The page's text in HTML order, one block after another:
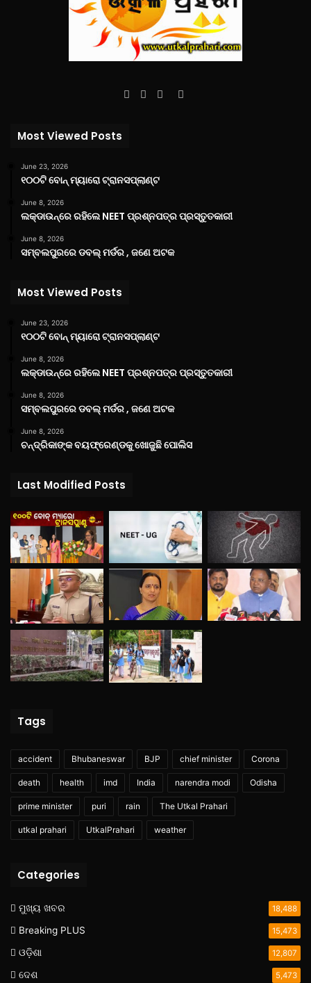
Facebook
TwitterYouTube
Instagram
Most Viewed Posts
June 23, 2026
୧୦୦ଟି ବୋନ୍ ମ୍ୟାରୋ ଟ୍ରାନସପ୍ଲାଣ୍ଟ
June 8, 2026
ଲକ୍‌ଡାଉନ୍‌ରେ ରହିଲେ NEET ପ୍ରଶ୍ନପତ୍ର ପ୍ରସ୍ତୁତକାରୀ
June 8, 2026
ସମ୍ବଲପୁରରେ ଡବଲ୍ ମର୍ଡର , ଜଣେ ଅଟକ
Most Viewed Posts
June 23, 2026
୧୦୦ଟି ବୋନ୍ ମ୍ୟାରୋ ଟ୍ରାନସପ୍ଲାଣ୍ଟ
June 8, 2026
ଲକ୍‌ଡାଉନ୍‌ରେ ରହିଲେ NEET ପ୍ରଶ୍ନପତ୍ର ପ୍ରସ୍ତୁତକାରୀ
June 8, 2026
ସମ୍ବଲପୁରରେ ଡବଲ୍ ମର୍ଡର , ଜଣେ ଅଟକ
June 8, 2026
ଚନ୍ଦ୍ରିକାଙ୍କ ବୟଫ୍ରେଣ୍ଡକୁ ଖୋଜୁଛି ପୋଲିସ
Last Modified Posts
Tags
accident Bhubaneswar BJP chief minister Corona
death health imd India narendra modi Odisha
prime minister puri rain The Utkal Prahari
utkal prahari UtkalPrahari weather
Categories
ମୁଖ୍ୟ ଖବର 18,488
Breaking PLUS 15,473
ଓଡ଼ିଶା 12,807
ଦେଶ 5,473